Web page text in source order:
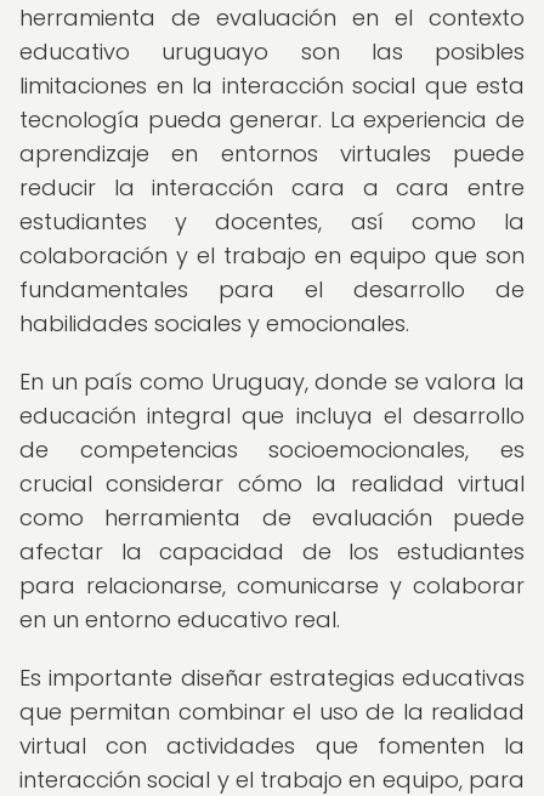
herramienta de evaluación en el contexto
educativo uruguayo son las posibles
limitaciones en la interacción social que esta
tecnología pueda generar. La experiencia de
aprendizaje en entornos virtuales puede
reducir la interacción cara a cara entre
estudiantes y docentes, así como la
colaboración y el trabajo en equipo que son
fundamentales para el desarrollo de
habilidades sociales y emocionales.
En un país como Uruguay, donde se valora la
educación integral que incluya el desarrollo
de competencias socioemocionales, es
crucial considerar cómo la realidad virtual
como herramienta de evaluación puede
afectar la capacidad de los estudiantes
para relacionarse, comunicarse y colaborar
en un entorno educativo real.
Es importante diseñar estrategias educativas
que permitan combinar el uso de la realidad
virtual con actividades que fomenten la
interacción social y el trabajo en equipo, para